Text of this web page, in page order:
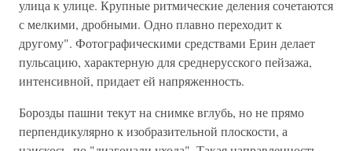
улица к улице. Крупные ритмические деления сочетаются
с мелкими, дробными. Одно плавно переходит к
другому". Фотографическими средствами Ерин делает
пульсацию, характерную для среднерусского пейзажа,
интенсивной, придает ей напряженность.
Борозды пашни текут на снимке вглубь, но не прямо
перпендикулярно к изобразительной плоскости, а